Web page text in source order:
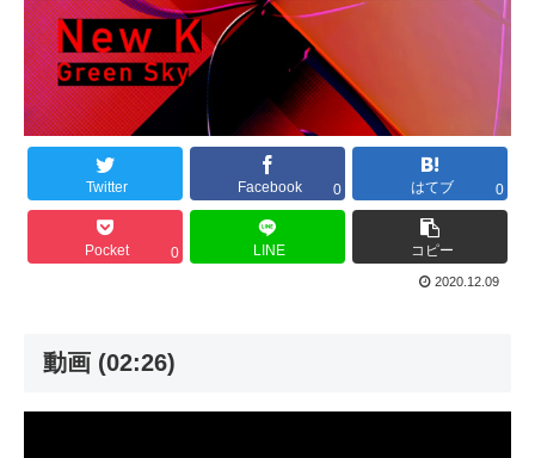
Twitter Facebook 0 はてブ 0
Pocket 0 LINE コピー
2020.12.09
動画 (02:26)